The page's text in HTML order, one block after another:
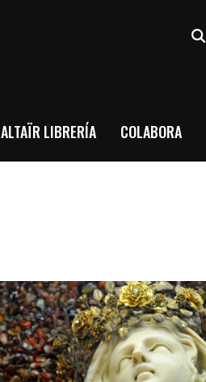
ALTAÏR LIBRERÍA COLABORA